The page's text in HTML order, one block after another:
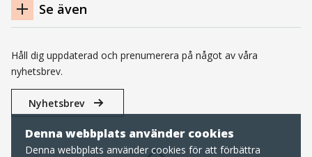
Denna webbplats använder cookies
Denna webbplats använder cookies för att förbättra
Se även
Håll dig uppdaterad och prenumerera på något av våra
nyhetsbrev.
Nyhetsbrev